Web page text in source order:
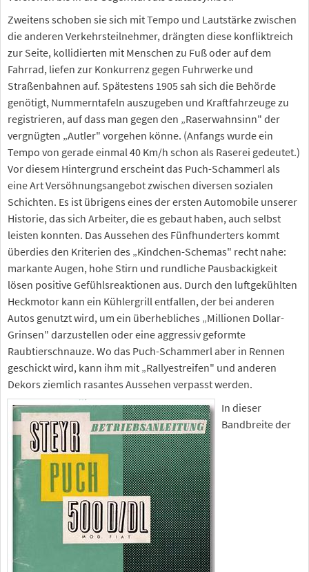
Zweitens schoben sie sich mit Tempo und Lautstärke zwischen
die anderen Verkehrsteilnehmer, drängten diese konfliktreich
zur Seite, kollidierten mit Menschen zu Fuß oder auf dem
Fahrrad, liefen zur Konkurrenz gegen Fuhrwerke und
Straßenbahnen auf. Spätestens 1905 sah sich die Behörde
genötigt, Nummerntafeln auszugeben und Kraftfahrzeuge zu
registrieren, auf dass man gegen den „Raserwahnsinn" der
vergnügten „Autler" vorgehen könne. (Anfangs wurde ein
Tempo von gerade einmal 40 Km/h schon als Raserei gedeutet.)
Vor diesem Hintergrund erscheint das Puch-Schammerl als
eine Art Versöhnungsangebot zwischen diversen sozialen
Schichten. Es ist übrigens eines der ersten Automobile unserer
Historie, das sich Arbeiter, die es gebaut haben, auch selbst
leisten konnten. Das Aussehen des Fünfhunderters kommt
überdies den Kriterien des „Kindchen-Schemas" recht nahe:
markante Augen, hohe Stirn und rundliche Pausbackigkeit
lösen positive Gefühlsreaktionen aus. Durch den luftgekühlten
Heckmotor kann ein Kühlergrill entfallen, der bei anderen
Autos genutzt wird, um ein überhebliches „Millionen Dollar-
Grinsen" darzustellen oder eine aggressiv geformte
Raubtierschnauze. Wo das Puch-Schammerl aber in Rennen
geschickt wird, kann ihm mit „Rallyestreifen" und anderen
Dekors ziemlich rasantes Aussehen verpasst werden.
In dieser
Bandbreite der